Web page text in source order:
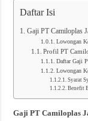
Daftar Isi
Gaji PT Camiloplas
Lowongan
Profil PT
Daftar Gaji
Lowongan
Syarat
Benefit
Gaji PT Camiloplas